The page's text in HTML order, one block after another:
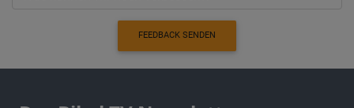
FEEDBACK SENDEN